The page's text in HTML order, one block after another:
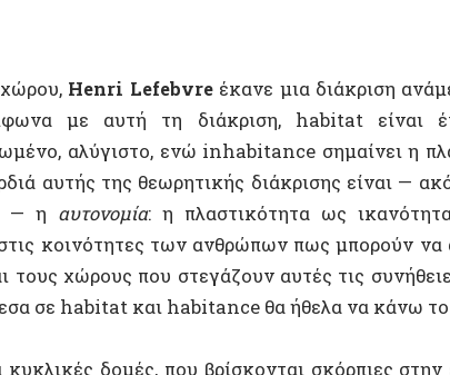
χώρους που στεγάζουν αυτές τις συνήθειες. Με
σε habitat και habitance θα ήθελα να κάνω το πρώτο
δομές, που βρίσκονται σκόρπιες στην
χώμα, χαλίκια, μπαμπού και ξύλο: υλικά που
γνώριμη γη τους. Τα αλλόκοτα αυτά
πάνω στις οικοδομικές δυνατότητες των τοπικών